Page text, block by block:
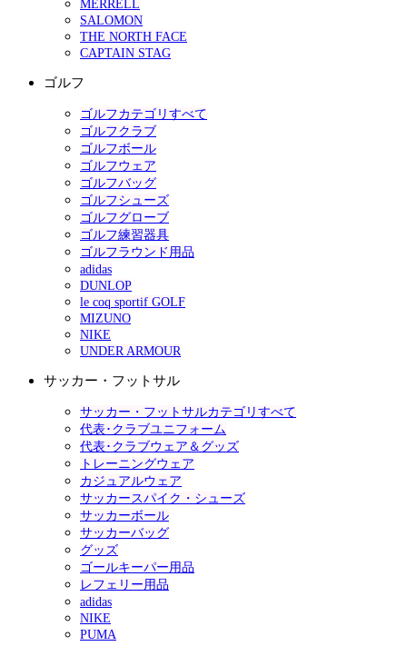
MERRELL
SALOMON
THE NORTH FACE
CAPTAIN STAG
ゴルフ
ゴルフカテゴリすべて
ゴルフクラブ
ゴルフボール
ゴルフウェア
ゴルフバッグ
ゴルフシューズ
ゴルフグローブ
ゴルフ練習器具
ゴルフラウンド用品
adidas
DUNLOP
le coq sportif GOLF
MIZUNO
NIKE
UNDER ARMOUR
サッカー・フットサル
サッカー・フットサルカテゴリすべて
代表･クラブユニフォーム
代表･クラブウェア＆グッズ
トレーニングウェア
カジュアルウェア
サッカースパイク・シューズ
サッカーボール
サッカーバッグ
グッズ
ゴールキーパー用品
レフェリー用品
adidas
NIKE
PUMA